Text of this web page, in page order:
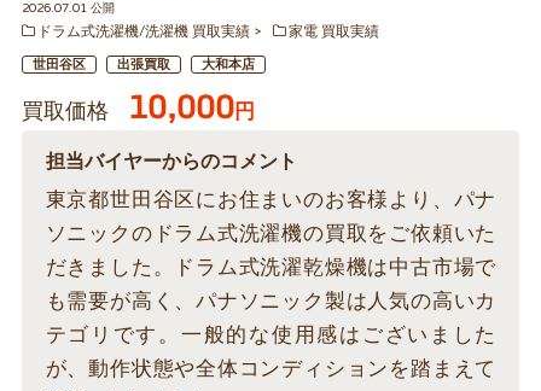
2026.07.01 公開
ドラム式洗濯機/洗濯機 買取実績
家電 買取実績
世田谷区 出張買取 大和本店
買取価格 10,000円
担当バイヤーからのコメント
東京都世田谷区にお住まいのお客様より、パナ
ソニックのドラム式洗濯機の買取をご依頼いた
だきました。ドラム式洗濯乾燥機は中古市場で
も需要が高く、パナソニック製は人気の高いカ
テゴリです。一般的な使用感はございました
が、動作状態や全体コンディションを踏まえて